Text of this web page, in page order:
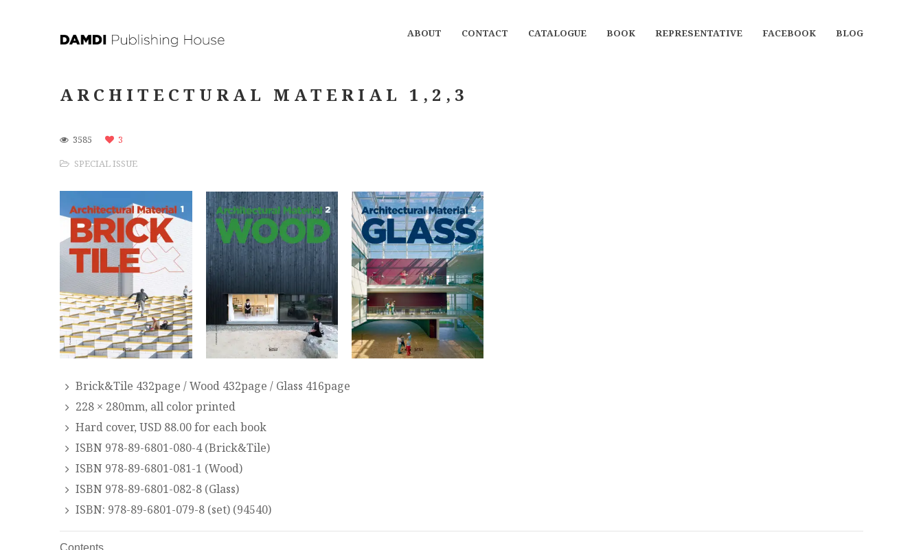
ABOUT CONTACT CATALOGUE BOOK REPRESENTATIVE FACEBOOK BLOG
ARCHITECTURAL MATERIAL 1,2,3
3585
3
SPECIAL ISSUE
Brick&Tile 432page / Wood 432page / Glass 416page
228 × 280mm, all color printed
Hard cover, USD 88.00 for each book
ISBN 978-89-6801-080-4 (Brick&Tile)
ISBN 978-89-6801-081-1 (Wood)
ISBN 978-89-6801-082-8 (Glass)
ISBN: 978-89-6801-079-8 (set) (94540)
Contents